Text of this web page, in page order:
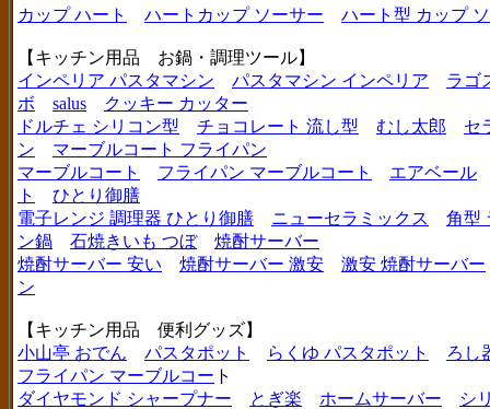
カップ ハート
ハートカップ ソーサー ハート型 カップ
【キッチン用品 お鍋・調理ツール】
インペリア パスタマシン
パスタマシン インペリア
ラゴ
ボ
salus
クッキー カッター
ドルチェ シリコン型
チョコレート 流し型 むし太郎
セ
ン
マーブルコート フライパン
マーブルコート
フライパン マーブルコート
エアベール
ト
ひとり御膳
電子レンジ 調理器 ひとり御膳
ニューセラミックス
角型
ン鍋
石焼きいも つぼ
焼酎サーバー
焼酎サーバー 安い
焼酎サーバー 激安
激安 焼酎サーバー
ン
【キッチン用品 便利グッズ】
小山亭 おでん
パスタポット らくゆ パスタポット
ろし
フライパン マーブルコー ト
ダイヤモンド シャープナー
とぎ楽 ホームサーバー
シ